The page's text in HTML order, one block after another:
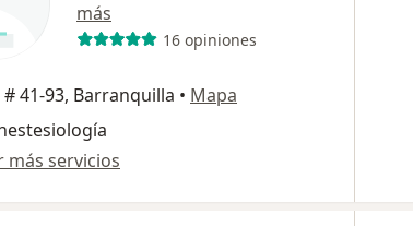
más
16 opiniones
# 41-93, Barranquilla • Mapa
más servicios